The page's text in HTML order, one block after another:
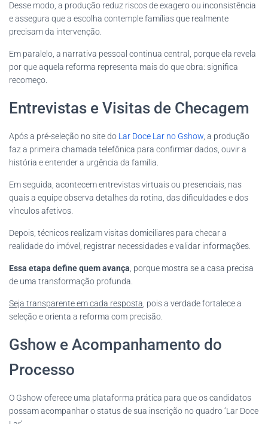
Desse modo, a produção reduz riscos de exagero ou inconsistência
e assegura que a escolha contemple famílias que realmente
precisam da intervenção.
Em paralelo, a narrativa pessoal continua central, porque ela revela
por que aquela reforma representa mais do que obra: significa
recomeço.
Entrevistas e Visitas de Checagem
Após a pré-seleção no site do Lar Doce Lar no Gshow , a produção
faz a primeira chamada telefônica para confirmar dados, ouvir a
história e entender a urgência da família.
Em seguida, acontecem entrevistas virtuais ou presenciais, nas
quais a equipe observa detalhes da rotina, das dificuldades e dos
vínculos afetivos.
Depois, técnicos realizam visitas domiciliares para checar a
realidade do imóvel, registrar necessidades e validar informações.
Essa etapa define quem avança , porque mostra se a casa precisa
de uma transformação profunda.
Seja transparente em cada resposta , pois a verdade fortalece a
seleção e orienta a reforma com precisão.
Gshow e Acompanhamento do
Processo
O Gshow oferece uma plataforma prática para que os candidatos
possam acompanhar o status de sua inscrição no quadro ‘Lar Doce